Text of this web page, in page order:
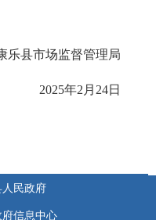
乐县市场监督管理局
2025年2月24日
民政府
信息中心